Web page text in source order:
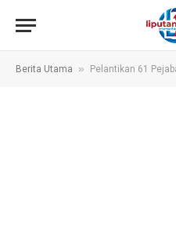
Berita Utama » Pelantikan 61